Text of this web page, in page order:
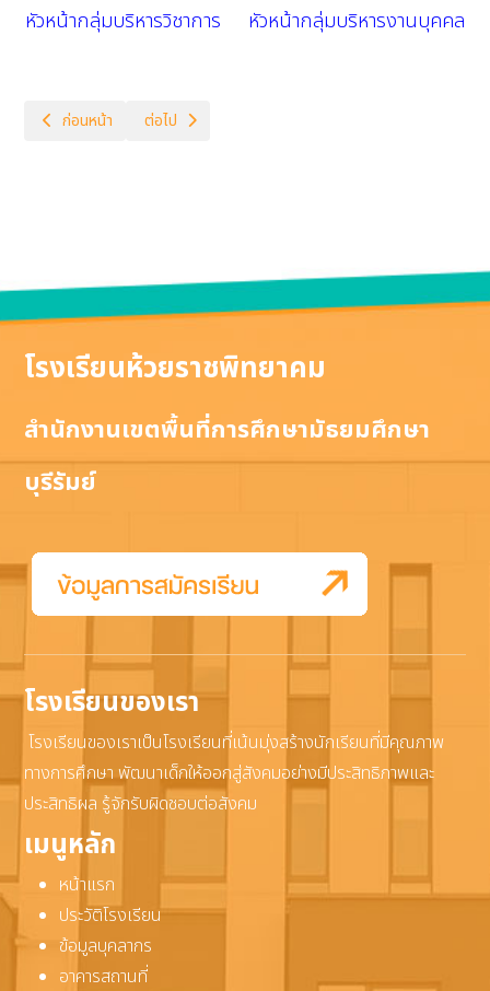
หัวหน้ากลุ่มบริหารวิชาการ หัวหน้ากลุ่มบริหารงานบุคคล
เนื้อหาก่อนหน้า: ศิลปะ
ก่อนหน้า เนื้อหาถัดไป: สุขศึกษาและพลศึกษา
ต่อไป
โรงเรียนห้วยราชพิทยาคม
สำนักงานเขตพื้นที่การศึกษามัธยมศึกษา
บุรีรัมย์
โรงเรียนของเรา
โรงเรียนของเราเป็นโรงเรียนที่เน้นมุ่งสร้างนักเรียนที่มีคุณภาพ
ทางการศึกษา พัฒนาเด็กให้ออกสู่สังคมอย่างมีประสิทธิภาพและ
ประสิทธิผล รู้จักรับผิดชอบต่อสังคม
เมนูหลัก
หน้าแรก
ประวัติโรงเรียน
ข้อมูลบุคลากร
อาคารสถานที่